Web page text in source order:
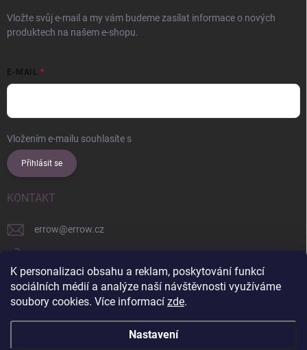
K personalizaci obsahu a reklam, poskytování funkcí
sociálních médií a analýze naší návštěvnosti využíváme
soubory cookies. Více informací zde.
Nastavení
Vložte svůj e-mail a my vám budeme zasílat informace o nových
produktech na našem e-shopu.
E-MAIL
Vložením e-mailu souhlasíte s
Přihlásit se
KONTAKT
errow@errow.cz
explore/locations/957228892/